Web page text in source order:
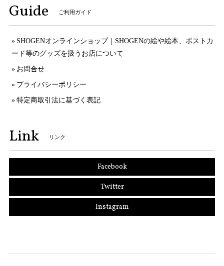
Guide ご利用ガイド
SHOGENオンラインショップ｜SHOGENの絵や絵本、ポストカ
ード等のグッズを扱うお店について
お問合せ
プライバシーポリシー
特定商取引法に基づく表記
Link リンク
Facebook
Twitter
Instagram